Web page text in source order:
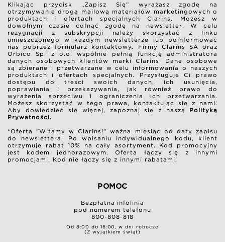
Klikając przycisk „Zapisz Się” wyrażasz zgodę na
otrzymywanie drogą mailową materiałów marketingowych o
produktach i ofertach specjalnych Clarins. Możesz w
dowolnym czasie cofnąć zgodę na newsletter. W celu
rezygnacji z subskrypcji należy skorzystać z linku
umieszczonego w każdym newsletterze lub poinformować
nas poprzez formularz kontaktowy. Firmy Clarins SA oraz
Orbico Sp. z o.o. wspólnie pełnią funkcję administratora
danych osobowych klientów marki Clarins. Dane osobowe
są zbierane i przetwarzane w celu informowania o naszych
produktach i ofertach specjalnych. Przysługuje Ci prawo
dostępu do treści swoich danych, ich usunięcia,
poprawiania i przekazywania, jak również prawo do
wyrażenia sprzeciwu i ograniczenia ich przetwarzania.
Możesz skorzystać w tego prawa, kontaktując się z nami.
Aby dowiedzieć się więcej, zapoznaj się z naszą Polityką
Prywatności.
*Oferta "Witamy w Clarins!" ważna miesiąc od daty zapisu
do newslettera. Po wpisaniu indywidualnego kodu, klient
otrzymuje rabat 10% na cały asortyment. Kod promocyjny
jest kodem jednorazowym. Oferta łączy się z innymi
promocjami. Kod nie łączy się z innymi rabatami.
POMOC
Bezpłatna infolinia
pod numerem telefonu
800-808-818
Od 8:00 do 16:00, w dni robocze
(Z wyjątkiem świąt)